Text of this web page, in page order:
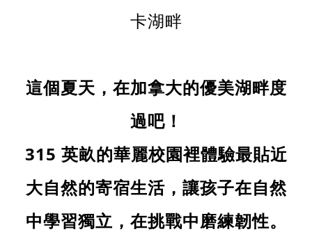
卡湖畔
這個夏天，在加拿大的優美湖畔度
過吧！
315 英畝的華麗校園裡體驗最貼近
大自然的寄宿生活，讓孩子在自然
中學習獨立，在挑戰中磨練韌性。